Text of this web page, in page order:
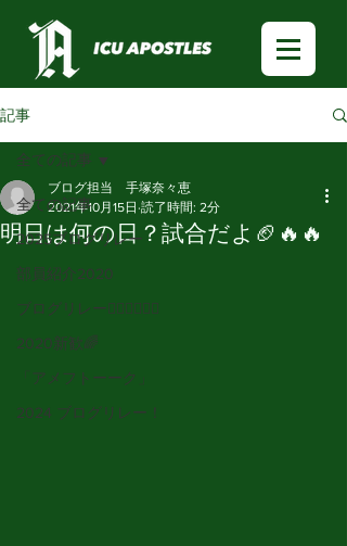
記事
全ての記事
2025ブログリレー
部員紹介2020
ブログリレー🏃🏻‍♂️🏃🏻‍♀️
2020新歓🌈
「アメフトーーク」
2024 ブログリレー！
全ての記事
明日は何の日？試合だよ🏈🔥🔥
ブログ担当 手塚奈々恵
2021年10月15日 読了時間: 2分